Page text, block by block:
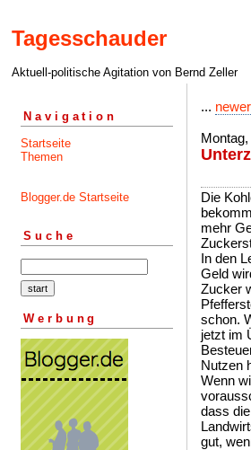
Tagesschauder
Aktuell-politische Agitation von Bernd Zeller
Navigation
Startseite
Themen
Blogger.de Startseite
Suche
Werbung
...
Die
mehr
In den
Geld
Zucker
schon.
jetzt im
Nutzen
Wenn
dass
gut,